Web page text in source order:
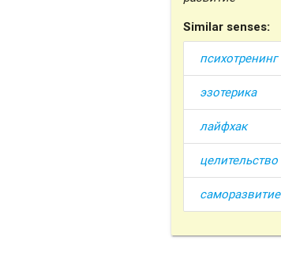
Similar senses:
психотренинг
эзотерика
лайфхак
целительство
саморазвитие